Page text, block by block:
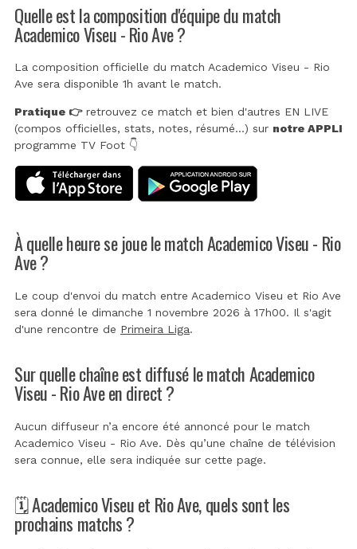
Quelle est la composition d'équipe du match
Academico Viseu - Rio Ave ?
La composition officielle du match Academico Viseu - Rio
Ave sera disponible 1h avant le match.
Pratique 👉retrouvez ce match et bien d'autres EN LIVE
(compos officielles, stats, notes, résumé...) sur notre APPLI
programme TV Foot 👇
À quelle heure se joue le match Academico Viseu - Rio
Ave ?
Le coup d'envoi du match entre Academico Viseu et Rio Ave
sera donné le dimanche 1 novembre 2026 à 17h00. Il s'agit
d'une rencontre de Primeira Liga.
Sur quelle chaîne est diffusé le match Academico
Viseu - Rio Ave en direct ?
Aucun diffuseur n’a encore été annoncé pour le match
Academico Viseu - Rio Ave. Dès qu’une chaîne de télévision
sera connue, elle sera indiquée sur cette page.
🗓️ Academico Viseu et Rio Ave, quels sont les
prochains matchs ?